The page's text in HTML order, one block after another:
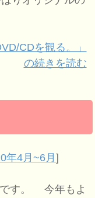
CDを観る。」
の続きを読む
年4月~6月]
す。 今年もよ